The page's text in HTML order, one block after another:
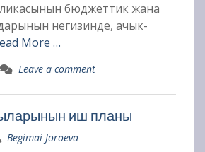
бюджеттик жана
негизинде, ачык-
More …
Leave a comment
иш планы
Begimai Joroeva